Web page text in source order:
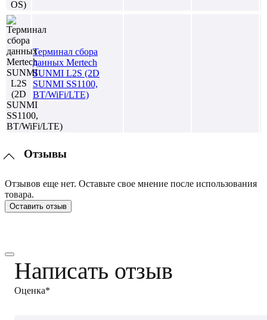
Терминал сбора
данных Mertech
SUNMI L2S (2D
SUNMI SS1100,
BT/WiFi/LTE)
Отзывы
Отзывов еще нет. Оставьте свое мнение после использования
товара.
Оставить отзыв
Написать отзыв
Оценка*